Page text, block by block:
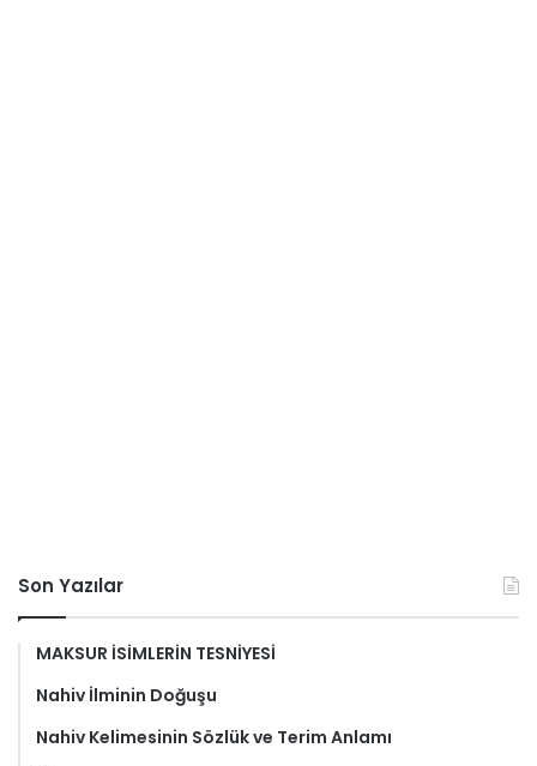
Son Yazılar
MAKSUR İSİMLERİN TESNİYESİ
Nahiv İlminin Doğuşu
Nahiv Kelimesinin Sözlük ve Terim Anlamı